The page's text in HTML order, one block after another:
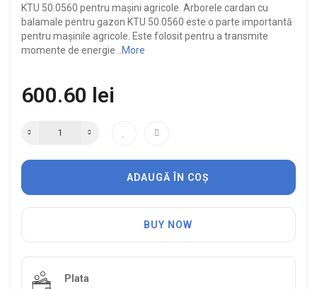
KTU 50.0560 pentru mașini agricole. Arborele cardan cu
balamale pentru gazon KTU 50.0560 este o parte importantă
pentru mașinile agricole. Este folosit pentru a transmite
momente de energie ..
More
600.60 lei
ADAUGĂ ÎN COȘ
BUY NOW
Plata